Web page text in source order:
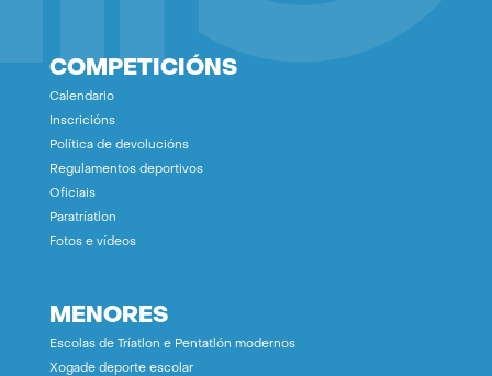
COMPETICIÓNS
Calendario
Inscricións
Política de devolucións
Regulamentos deportivos
Oficiais
Paratríatlon
Fotos e vídeos
MENORES
Escolas de Tríatlon e Pentatlón modernos
Xogade deporte escolar